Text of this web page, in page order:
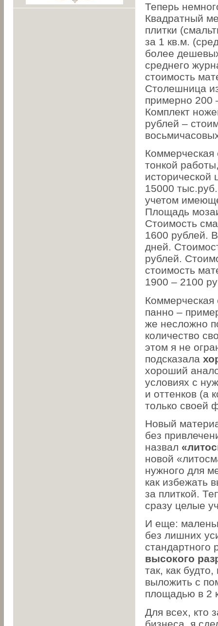
Теперь
Квадратный
плитки
за 1 кв.м.
более
среднего
стоимость
Столешница
примерно 200
Комплект
рублей –
Коммерческая
тонкой
исторической
15000
учетом
Площадь
Стоимость
1600 рублей.
дней.
рублей.
стоимость
1900 – 2100
Коммерческая
панно –
же несложно
количество
этом я не
подсказала
хороший
условиях с
и оттенков (а
только своей
Новый
без
назвал
новой
нужного для
как избежать
за плиткой.
сразу целые
И еще:
без лишних
стандартного
высокого
так, как
выложить с
площадью в 2
Для всех, кто
бизнеса, я